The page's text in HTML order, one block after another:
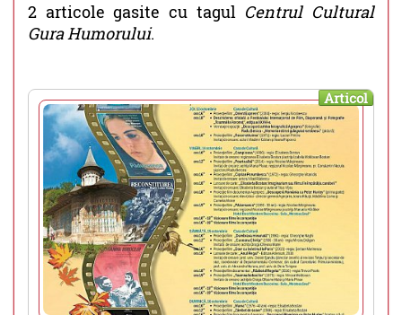
2 articole gasite cu tagul Centrul Cultural
Gura Humorului.
Articol